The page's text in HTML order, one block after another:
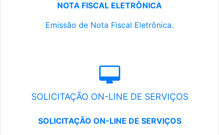
NOTA FISCAL ELETRÔNICA
Emissão de Nota Fiscal Eletrônica.
SOLICITAÇÃO ON-LINE DE SERVIÇOS
SOLICITAÇÃO ON-LINE DE SERVIÇOS